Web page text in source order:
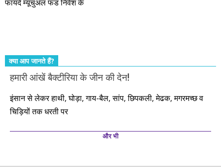
कर्महीन नर पावत नाहीं। आपके हिस्से का कुछ कर्म हम कर दे रहे हैं। बाकी
फायदे म्यूचुअल फंड निवेश के
क्या आप जानते हैं?
हमारी आंखें बैक्टीरिया के जीन की देन!
इंसान से लेकर हाथी, घोड़ा, गाय-बैल, सांप, छिपकली, मेढक, मगरमच्छ व
चिड़ियों तक धरती पर
और भी